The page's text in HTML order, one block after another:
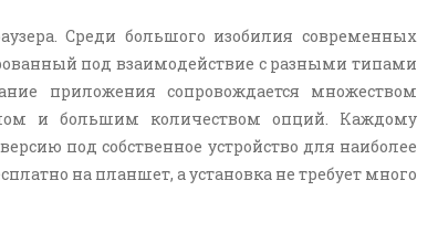
Среди большого изобилия современных
под взаимодействие с разными типами
приложения сопровождается множеством
и большим количеством опций. Каждому
под собственное устройство для наиболее
на планшет, а установка не требует много